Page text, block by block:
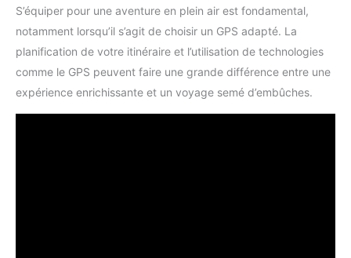
S’équiper pour une aventure en plein air est fondamental,
notamment lorsqu’il s’agit de choisir un GPS adapté. La
planification de votre itinéraire et l’utilisation de technologies
comme le GPS peuvent faire une grande différence entre une
expérience enrichissante et un voyage semé d’embûches.